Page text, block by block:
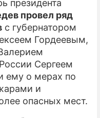
президента
провел ряд
с губернатором
Гордеевым,
Сергеем
ему о мерах по
и
опасных мест.